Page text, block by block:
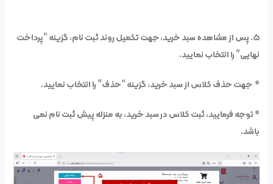
۵. پس از مشاهده سبد خرید، جهت تکمیل روند ثبت نام، گزینه “پرداخت
نهایی” را انتخاب نمایید.
* جهت حذف کلاس از سبد خرید، گزینه “حذف” را انتخاب نمایید.
* توجه فرمایید، ثبت کلاس در سبد خرید، به منزله پیش ثبت نام نمی
باشد.